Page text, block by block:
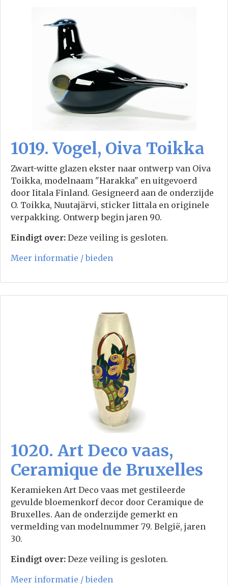
1019. Vogel, Oiva Toikka
Zwart-witte glazen ekster naar ontwerp van Oiva
Toikka, modelnaam "Harakka" en uitgevoerd
door Iitala Finland. Gesigneerd aan de onderzijde
O. Toikka, Nuutajärvi, sticker Iittala en originele
verpakking. Ontwerp begin jaren 90.
Eindigt over: Deze veiling is gesloten.
Meer informatie / bieden
1020. Art Deco vaas,
Ceramique de Bruxelles
Keramieken Art Deco vaas met gestileerde
gevulde bloemenkorf decor door Ceramique de
Bruxelles. Aan de onderzijde gemerkt en
vermelding van modelnummer 79. België, jaren
30.
Eindigt over: Deze veiling is gesloten.
Meer informatie / bieden